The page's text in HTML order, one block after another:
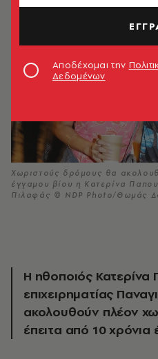
Χωριστούς δρόμους θα
έγγαμου βίου η Κατερίνα
Πιλαφάς © NDP Photo/Θωμάς
Η ηθοποιός Κατερίνα
επιχειρηματίας
ακολουθούν πλέον
έπειτα από 10 χρόνια
Αποδέχομαι την
Δεδομένων